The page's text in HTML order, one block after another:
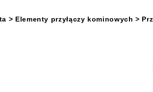
> Elementy przyłączy kominowych >